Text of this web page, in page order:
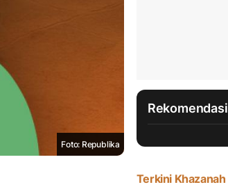
Foto: Republika
Rekomendasi
Terkini Khazanah